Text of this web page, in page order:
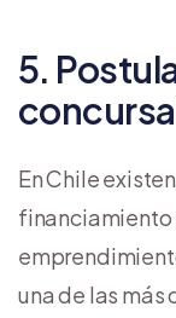
5.
En Chile
financiamiento
una de las más